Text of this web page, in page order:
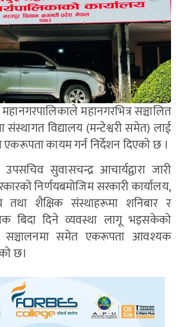
महानगरभित्र सञ्चालित
विद्यालय (मन्टेश्वरी समेत) लाई
एकरूपता कायम गर्न निर्देशन दिएको छ ।
सुवासचन्द्र आचार्यद्वारा जारी
निर्णयबमोजिम सरकारी कार्यालय,
तथा शैक्षिक संस्थाहरूमा शनिबार र
बिदा दिने व्यवस्था लागू भइसकेको
सञ्चालनमा समेत एकरूपता आवश्यक
छ।